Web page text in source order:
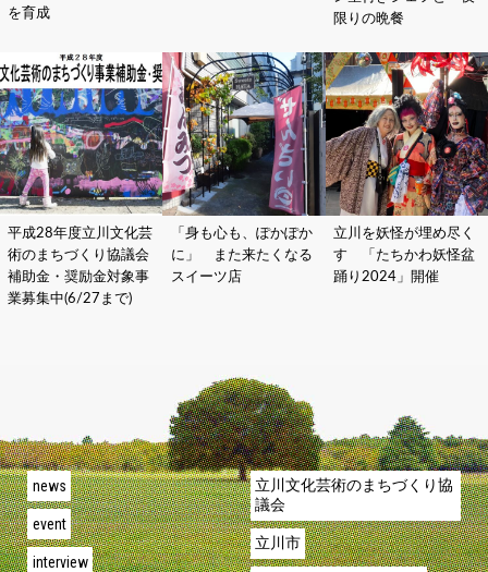
を育成
限りの晩餐
平成28年度立川文化芸
術のまちづくり協議会
補助金・奨励金対象事
業募集中(6/27まで)
「身も心も、ぽかぽか
に」 また来たくなる
スイーツ店
立川を妖怪が埋め尽く
す 「たちかわ妖怪盆
踊り2024」開催
news
event
interview
立川文化芸術のまちづくり協
議会
立川市